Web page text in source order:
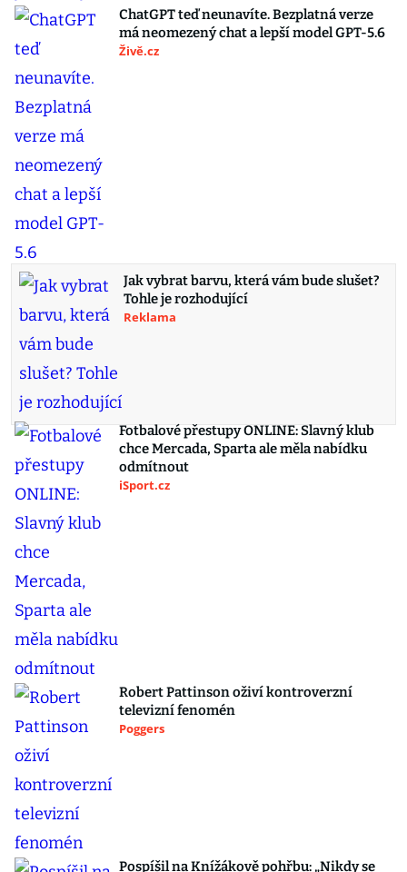
ChatGPT teď neunavíte. Bezplatná verze
má neomezený chat a lepší model GPT-5.6
Živě.cz
Jak vybrat barvu, která vám bude slušet?
Tohle je rozhodující
Reklama
Fotbalové přestupy ONLINE: Slavný klub
chce Mercada, Sparta ale měla nabídku
odmítnout
iSport.cz
Robert Pattinson oživí kontroverzní
televizní fenomén
Poggers
Pospíšil na Knížákově pohřbu: „Nikdy se